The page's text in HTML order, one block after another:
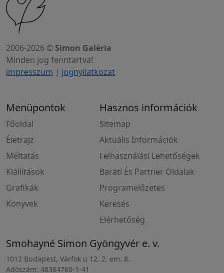
2006-2026 © Simon Galéria
Minden jog fenntartva!
impresszum | jognyilatkozat
Menüpontok
Főoldal
Életrajz
Méltatás
Kiállítások
Grafikák
Könyvek
Hasznos információk
Sitemap
Aktuális Információk
Felhasználási Lehetőségek
Baráti És Partner Oldalak
Programelőzetes
Keresés
Elérhetőség
Smohayné Simon Gyöngyvér e. v.
1012 Budapest, Várfok u 12. 2. em. 8.
Adószám: 48364760-1-41